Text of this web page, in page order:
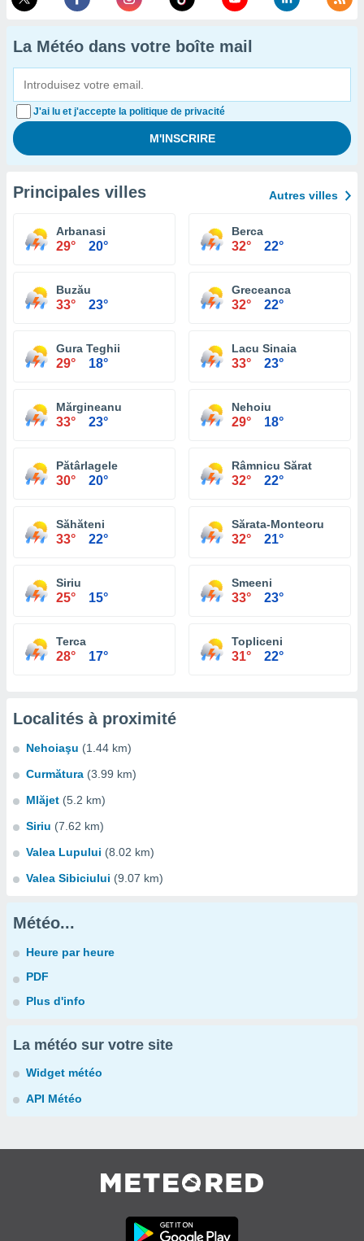
La Météo dans votre boîte mail
J'ai lu et j'accepte la politique de privacité
Principales villes Autres villes
Arbanasi
29° 20°
Berca
32° 22°
Buzău
33° 23°
Greceanca
32° 22°
Gura Teghii
29° 18°
Lacu Sinaia
33° 23°
Mărgineanu
33° 23°
Nehoiu
29° 18°
Pătârlagele
30° 20°
Râmnicu Sărat
32° 22°
Săhăteni
33° 22°
Sărata-Monteoru
32° 21°
Siriu
25° 15°
Smeeni
33° 23°
Terca
28° 17°
Topliceni
31° 22°
Localités à proximité
Nehoiaşu (1.44 km)
Curmătura (3.99 km)
Mlăjet (5.2 km)
Siriu (7.62 km)
Valea Lupului (8.02 km)
Valea Sibiciului (9.07 km)
Météo...
Heure par heure
PDF
Plus d'info
La météo sur votre site
Widget météo
API Météo